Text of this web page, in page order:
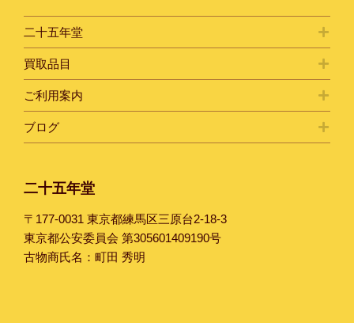
二十五年堂
買取品目
ご利用案内
ブログ
二十五年堂
〒177-0031 東京都練馬区三原台2-18-3
東京都公安委員会 第305601409190号
古物商氏名：町田 秀明